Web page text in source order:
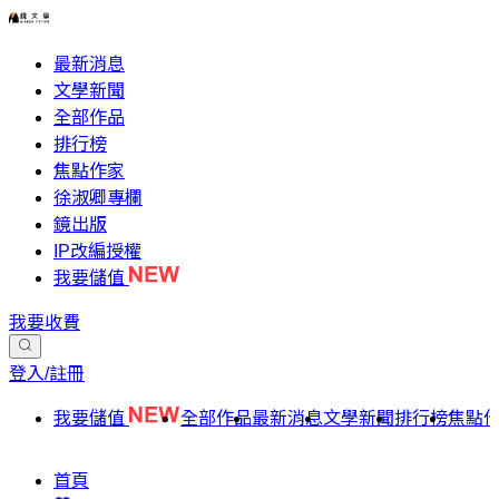
最新消息
文學新聞
全部作品
排行榜
焦點作家
徐淑卿專欄
鏡出版
IP改編授權
我要儲值
我要收費
登入/註冊
我要儲值 全部作品最新消息文學新聞排行榜焦點
首頁